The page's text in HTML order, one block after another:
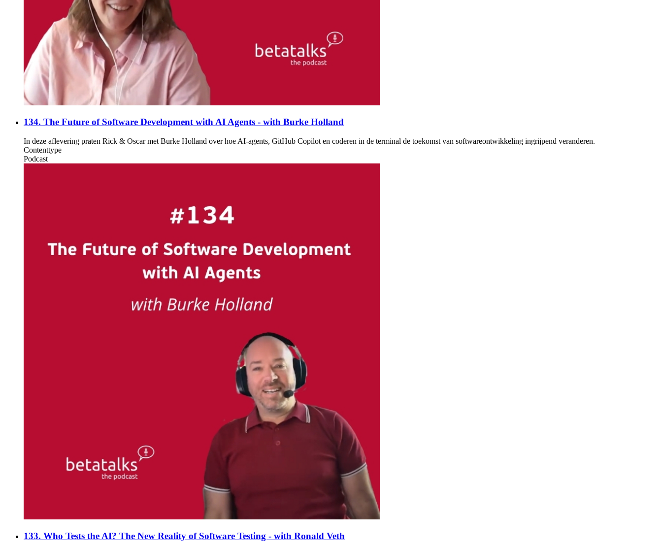
134. The Future of Software Development with AI Agents - with Burke Holland
In deze aflevering praten Rick & Oscar met Burke Holland over hoe AI-agents, GitHub Copilot en coderen in de terminal de toekomst van softwareontwikkeling ingrijpend veranderen.
Contenttype
Podcast
133. Who Tests the AI? The New Reality of Software Testing - with Ronald Veth